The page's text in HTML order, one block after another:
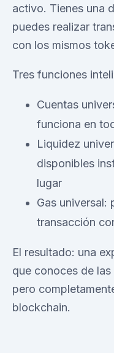
activo. Tienes una
puedes realizar
con los mismos
Tres funciones
Cuentas
funciona en
Liquidez
disponibles
lugar
Gas universal:
transacción
El resultado: una
que conoces de
pero
blockchain.